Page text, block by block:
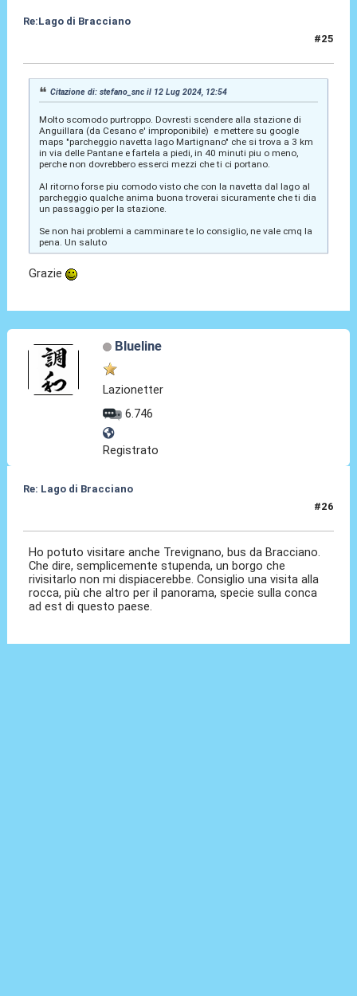
Re:Lago di Bracciano
#25
Citazione di: stefano_snc il 12 Lug 2024, 12:54
Molto scomodo purtroppo. Dovresti scendere alla stazione di
Anguillara (da Cesano e' improponibile) e mettere su google
maps "parcheggio navetta lago Martignano" che si trova a 3 km
in via delle Pantane e fartela a piedi, in 40 minuti piu o meno,
perche non dovrebbero esserci mezzi che ti ci portano.
Al ritorno forse piu comodo visto che con la navetta dal lago al
parcheggio qualche anima buona troverai sicuramente che ti dia
un passaggio per la stazione.
Se non hai problemi a camminare te lo consiglio, ne vale cmq la
pena. Un saluto
Grazie
Blueline
Lazionetter
6.746
Registrato
Re: Lago di Bracciano
#26
Ho potuto visitare anche Trevignano, bus da Bracciano.
Che dire, semplicemente stupenda, un borgo che
rivisitarlo non mi dispiacerebbe. Consiglio una visita alla
rocca, più che altro per il panorama, specie sulla conca
ad est di questo paese.